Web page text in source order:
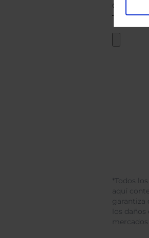
*Todos
aquí
garantiza
los